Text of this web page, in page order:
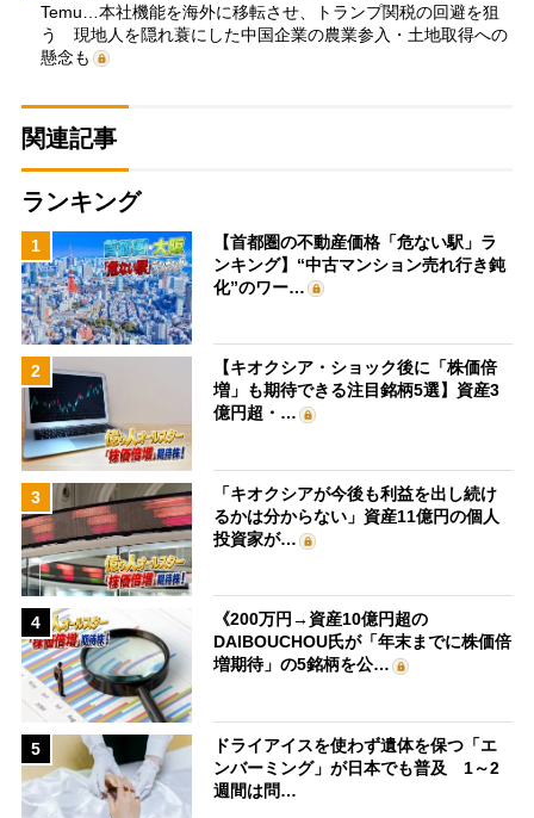
Temu…本社機能を海外に移転させ、トランプ関税の回避を狙
う 現地人を隠れ蓑にした中国企業の農業参入・土地取得への
懸念も
関連記事
ランキング
1
【首都圏の不動産価格「危ない駅」ラ
ンキング】“中古マンション売れ行き鈍
化”のワー…
2
【キオクシア・ショック後に「株価倍
増」も期待できる注目銘柄5選】資産3
億円超・…
3
「キオクシアが今後も利益を出し続け
るかは分からない」資産11億円の個人
投資家が…
4
《200万円→資産10億円超の
DAIBOUCHOU氏が「年末までに株価倍
増期待」の5銘柄を公…
5
ドライアイスを使わず遺体を保つ「エ
ンバーミング」が日本でも普及 1～2
週間は問…